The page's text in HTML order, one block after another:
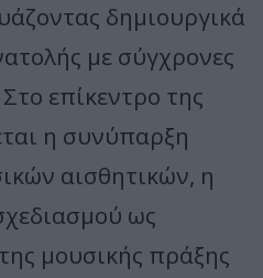
δημιουργικά
με σύγχρονες
επίκεντρο της
η συνύπαρξη
αισθητικών, η
ως
μουσικής πράξης